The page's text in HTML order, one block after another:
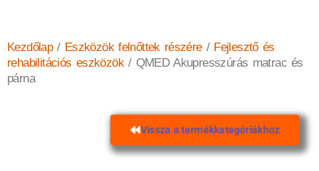
Kezdőlap/ Eszközök felnőttek részére/ Fejlesztő és
rehabilitációs eszközök/ QMED Akupresszúrás matrac és
párna
Vissza a termékkategóriákhoz